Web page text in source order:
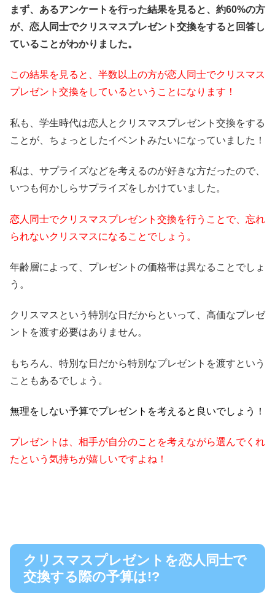
まず、あるアンケートを行った結果を見ると、約60%の方
が、恋人同士でクリスマスプレゼント交換をすると回答し
ていることがわかりました。
この結果を見ると、半数以上の方が恋人同士でクリスマス
プレゼント交換をしているということになります！
私も、学生時代は恋人とクリスマスプレゼント交換をする
ことが、ちょっとしたイベントみたいになっていました！
私は、サプライズなどを考えるのが好きな方だったので、
いつも何かしらサプライズをしかけていました。
恋人同士でクリスマスプレゼント交換を行うことで、忘れ
られないクリスマスになることでしょう。
年齢層によって、プレゼントの価格帯は異なることでしょ
う。
クリスマスという特別な日だからといって、高価なプレゼ
ントを渡す必要はありません。
もちろん、特別な日だから特別なプレゼントを渡すという
こともあるでしょう。
無理をしない予算でプレゼントを考えると良いでしょう！
プレゼントは、相手が自分のことを考えながら選んでくれ
たという気持ちが嬉しいですよね！
クリスマスプレゼントを恋人同士で
交換する際の予算は!?